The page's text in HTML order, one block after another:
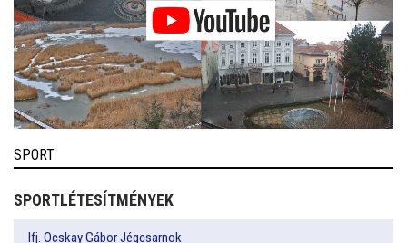
SPORT
SPORTLÉTESÍTMÉNYEK
Ifj. Ocskay Gábor Jégcsarnok